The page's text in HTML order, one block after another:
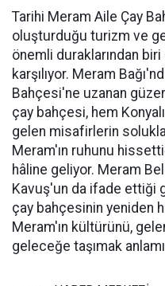
Tarihi Meram Aile Çay
oluşturduğu turizm ve
önemli duraklarından
karşılıyor. Meram
Bahçesi'ne uzanan
çay bahçesi, hem
gelen misafirlerin
Meram'ın ruhunu
hâline geliyor. Meram
Kavuş'un da ifade ettiği
çay bahçesinin yeniden
Meram'ın kültürünü,
geleceğe taşımak